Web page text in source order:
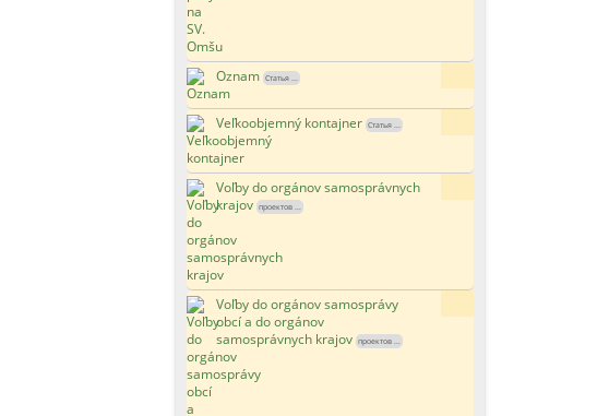
Oznam Статья ...
Veľkoobjemný kontajner Статья ...
Voľby do orgánov samosprávnych
krajov проектов ...
Voľby do orgánov samosprávy
obcí a do orgánov
samosprávnych krajov проектов ...